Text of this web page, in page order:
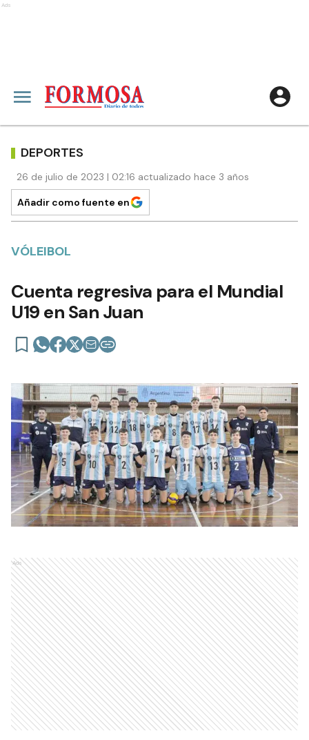
Ads
DEPORTES
26 de julio de 2023 | 02:16 actualizado hace 3 años
Añadir como fuente en
VÓLEIBOL
Cuenta regresiva para el Mundial
U19 en San Juan
Ads